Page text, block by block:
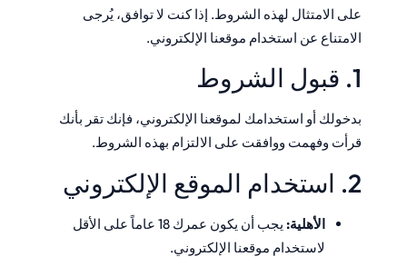
على الامتثال لهذه الشروط. إذا كنت لا توافق، يُرجى
الامتناع عن استخدام موقعنا الإلكتروني.
1. قبول الشروط
بدخولك أو استخدامك لموقعنا الإلكتروني، فإنك تقر بأنك
قرأت وفهمت ووافقت على الالتزام بهذه الشروط.
2. استخدام الموقع الإلكتروني
الأهلية:
يجب أن يكون عمرك 18 عاماً على الأقل
لاستخدام موقعنا الإلكتروني.